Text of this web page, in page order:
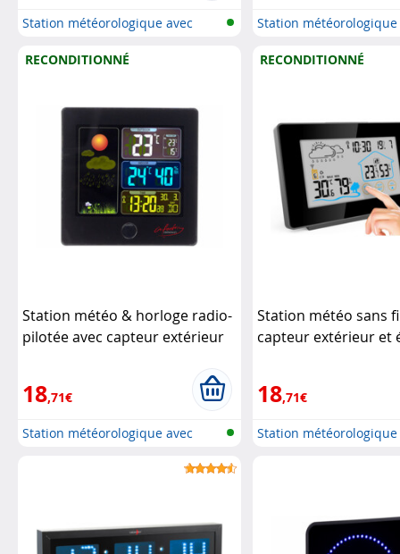
Station météorologique avec
Station météorologique
RECONDITIONNÉ
Station météo & horloge radio-
pilotée avec capteur extérieur
18,71€
Station météorologique avec
RECONDITIONNÉ
Station météo sans
capteur extérieur et
18,71€
Station météorologique